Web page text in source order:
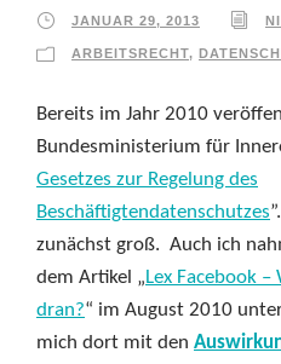
JANUAR 29, 2013
ARBEITSRECHT,
Bereits im Jahr 2010
Bundesministerium für
Gesetzes zur Regelung des
Beschäftigtendatenschutzes
zunächst groß. Auch ich
dem Artikel „Lex Facebook
dran?“ im August 2010
mich dort mit den